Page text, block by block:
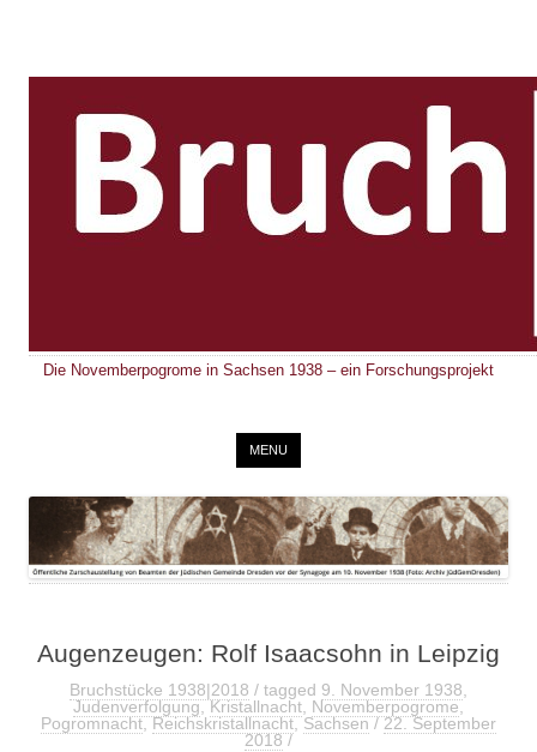
Die Novemberpogrome in Sachsen 1938 – ein Forschungsprojekt
MENU
Augenzeugen: Rolf Isaacsohn in Leipzig
Bruchstücke 1938|2018 / tagged 9. November 1938,
Judenverfolgung,Kristallnacht, Novemberpogrome,
Pogromnacht,Reichskristallnacht,Sachsen/22. September
2018/